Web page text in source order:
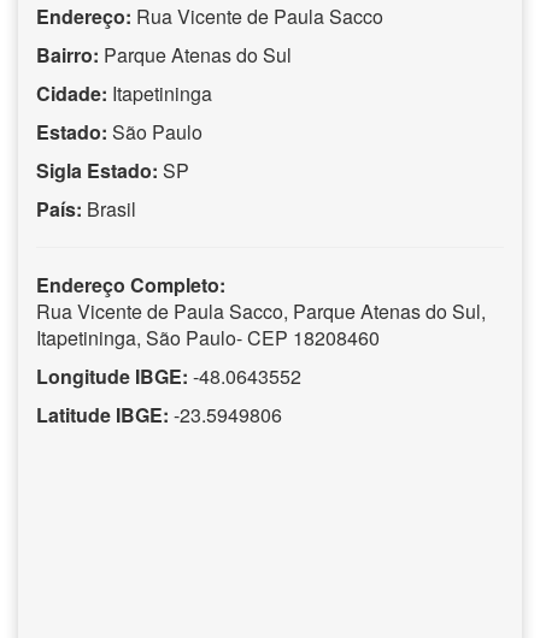
Endereço: Rua Vicente de Paula Sacco
Bairro: Parque Atenas do Sul
Cidade: Itapetininga
Estado: São Paulo
Sigla Estado: SP
País: Brasil
Endereço Completo:
Rua Vicente de Paula Sacco, Parque Atenas do Sul,
Itapetininga, São Paulo- CEP 18208460
Longitude IBGE: -48.0643552
Latitude IBGE: -23.5949806